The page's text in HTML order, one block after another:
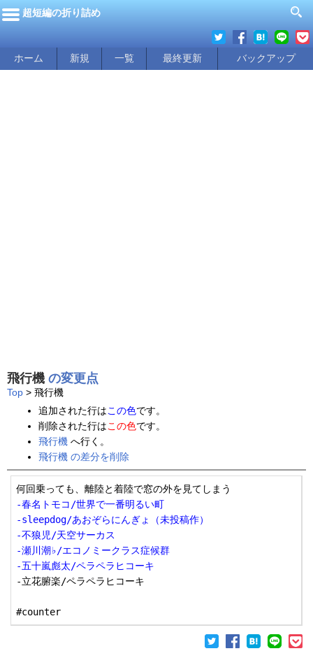
超短編の折り詰め
ホーム 新規 一覧 最終更新 バックアップ
飛行機 の変更点
Top > 飛行機
追加された行はこの色です。
削除された行はこの色です。
飛行機 へ行く。
飛行機 の差分を削除
-春名トモコ/世界で一番明るい町
-sleepdog/あおぞらにんぎょ（未投稿作）
-不狼児/天空サーカス
-瀬川潮♭/エコノミークラス症候群
-五十嵐彪太/ペラペラヒコーキ
-立花腑楽/ペラペラヒコーキ